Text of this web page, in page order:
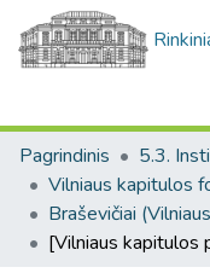
Pagrindinis